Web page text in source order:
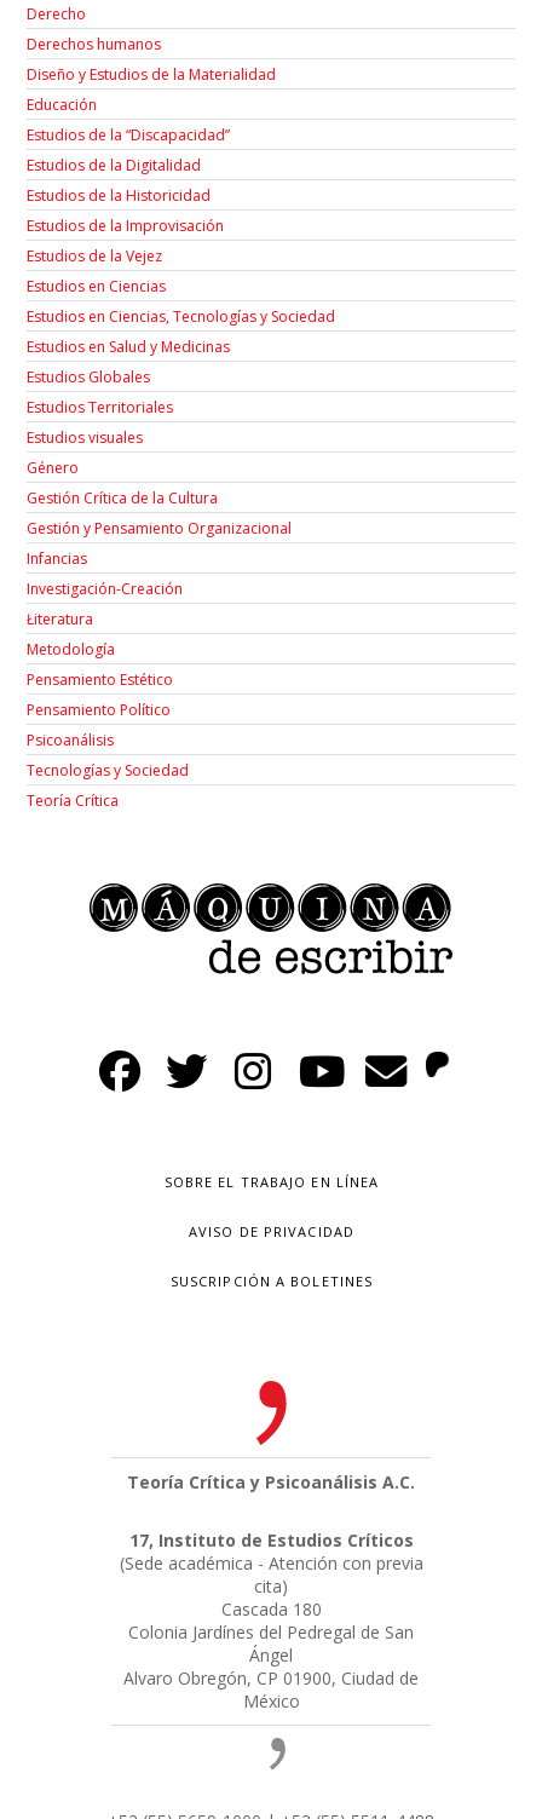
Derecho
Derechos humanos
Diseño y Estudios de la Materialidad
Educación
Estudios de la “Discapacidad”
Estudios de la Digitalidad
Estudios de la Historicidad
Estudios de la Improvisación
Estudios de la Vejez
Estudios en Ciencias
Estudios en Ciencias, Tecnologías y Sociedad
Estudios en Salud y Medicinas
Estudios Globales
Estudios Territoriales
Estudios visuales
Género
Gestión Crítica de la Cultura
Gestión y Pensamiento Organizacional
Infancias
Investigación-Creación
Łiteratura
Metodología
Pensamiento Estético
Pensamiento Político
Psicoanálisis
Tecnologías y Sociedad
Teoría Crítica
SOBRE EL TRABAJO EN LÍNEA
AVISO DE PRIVACIDAD
SUSCRIPCIÓN A BOLETINES
Teoría Crítica y Psicoanálisis A.C.
17, Instituto de Estudios Críticos
(Sede académica - Atención con previa
cita)
Cascada 180
Colonia Jardínes del Pedregal de San
Ángel
Alvaro Obregón, CP 01900, Ciudad de
México